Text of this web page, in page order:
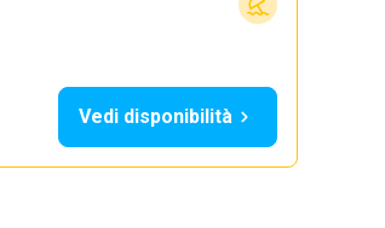
Vedi disponibilità